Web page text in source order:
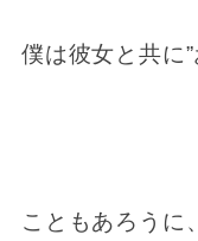
僕は彼女と共に”
こともあろうに、